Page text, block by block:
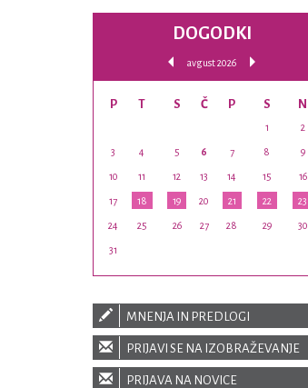
DOGODKI
avgust 2026
P T S Č P S N
1 2
3 4 5 6 7 8 9
10 11 12 13 14 15 16
17 18 19 20 21 22 23
24 25 26 27 28 29 30
31
MNENJA IN PREDLOGI
PRIJAVI SE NA IZOBRAŽEVANJE
PRIJAVA NA NOVICE